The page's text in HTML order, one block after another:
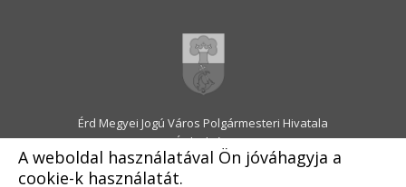
A weboldal használatával Ön jóváhagyja a
cookie-k használatát.
Érd Megyei Jogú Város Polgármesteri Hivatala
2030 Érd, Alsó utca 1.
Levélcím: 2031 Érd, Pf.: 31
E-mail:onkormanyzat@erd.hu